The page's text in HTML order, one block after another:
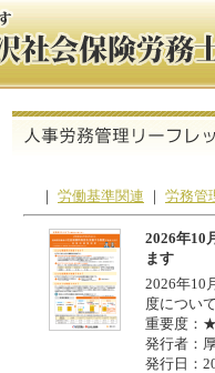
｜ 労働基準関連 ｜ 労務管
2026年10
ます
2026年10
度につい
重要度
発行者：
発行日：